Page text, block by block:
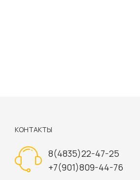
КОНТАКТЫ
8(4835)22-47-25
+7(901)809-44-76